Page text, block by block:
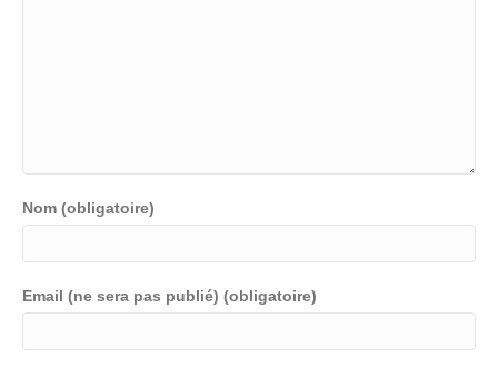
Nom (obligatoire)
Email (ne sera pas publié) (obligatoire)